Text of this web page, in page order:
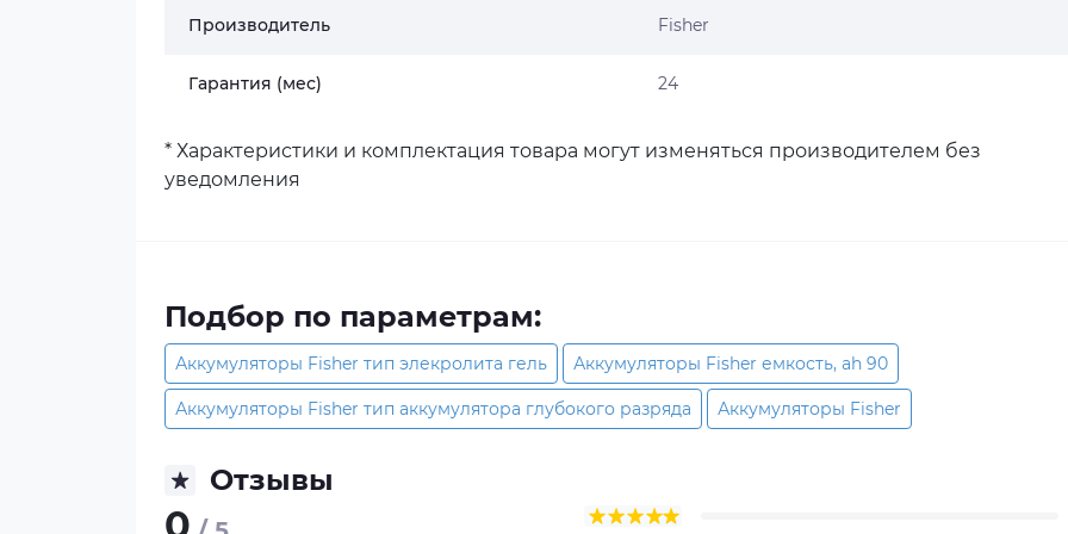
Производитель Fisher
Гарантия (мес) 24
* Характеристики и комплектация товара могут изменяться производителем без
уведомления
Подбор по параметрам:
Аккумуляторы Fisher тип элекролита гель Аккумуляторы Fisher емкость, ah 90
Аккумуляторы Fisher тип аккумулятора глубокого разряда Аккумуляторы Fisher
Отзывы